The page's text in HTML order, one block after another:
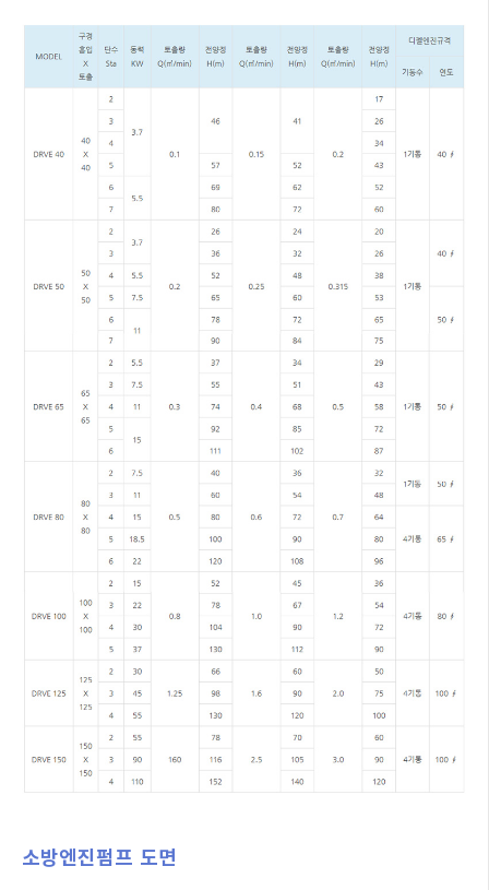
소방엔진펌프 도면